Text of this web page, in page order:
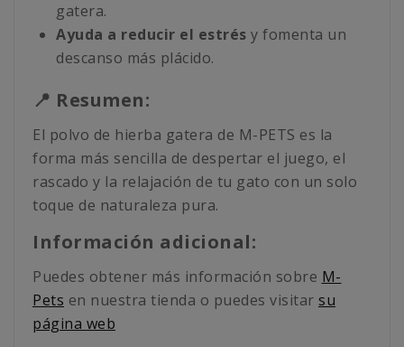
gatera.
Ayuda a reducir el estrés y fomenta un
descanso más plácido.
📍 Resumen:
El polvo de hierba gatera de M-PETS es la
forma más sencilla de despertar el juego, el
rascado y la relajación de tu gato con un solo
toque de naturaleza pura.
Información adicional:
Puedes obtener más información sobre M-
Pets en nuestra tienda o puedes visitar su
página web